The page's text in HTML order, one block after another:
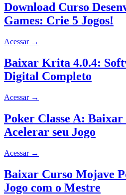
Download Curso
Games: Crie 5 Jogos!
Acessar →
Baixar Krita 4.0.4:
Digital Completo
Acessar →
Poker Classe A:
Acelerar seu Jogo
Acessar →
Baixar Curso Mojave
Jogo com o Mestre